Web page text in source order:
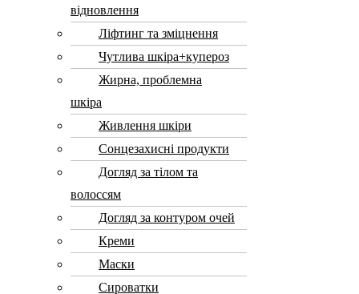
відновлення
Ліфтинг та зміцнення
Чутлива шкіра+купероз
Жирна, проблемна
шкіра
Живлення шкіри
Сонцезахисні продукти
Догляд за тілом та
волоссям
Догляд за контуром очей
Креми
Маски
Сироватки